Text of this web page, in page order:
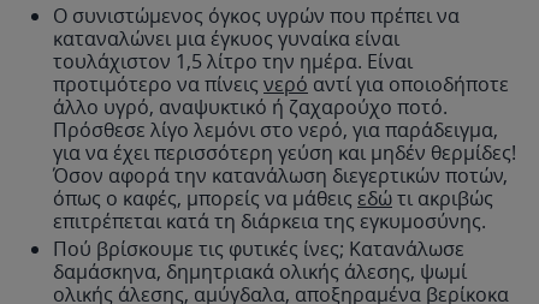
Ο συνιστώμενος όγκος υγρών που πρέπει να
καταναλώνει μια έγκυος γυναίκα είναι
τουλάχιστον 1,5 λίτρο την ημέρα. Είναι
προτιμότερο να πίνεις νερό αντί για οποιοδήποτε
άλλο υγρό, αναψυκτικό ή ζαχαρούχο ποτό.
Πρόσθεσε λίγο λεμόνι στο νερό, για παράδειγμα,
για να έχει περισσότερη γεύση και μηδέν θερμίδες!
Όσον αφορά την κατανάλωση διεγερτικών ποτών,
όπως ο καφές, μπορείς να μάθεις εδώτι ακριβώς
επιτρέπεται κατά τη διάρκεια της εγκυμοσύνης.
Πού βρίσκουμε τις φυτικές ίνες; Κατανάλωσε
δαμάσκηνα, δημητριακά ολικής άλεσης, ψωμί
ολικής άλεσης, αμύγδαλα, αποξηραμένα βερίκοκα